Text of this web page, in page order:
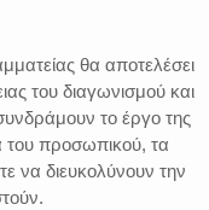
θα αποτελέσει
του διαγωνισμού και
το έργο της
του προσωπικού, τα
να διευκολύνουν την